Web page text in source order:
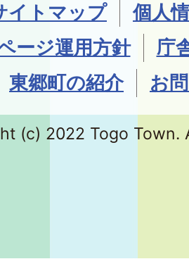
イトマップ
個人
ージ運用方針
庁
東郷町の紹介
お
(c) 2022 Togo Town.